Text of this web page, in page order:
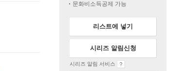
문화비소득공제 가능
리스트에 넣기
시리즈 알림신청
시리즈 알림 서비스